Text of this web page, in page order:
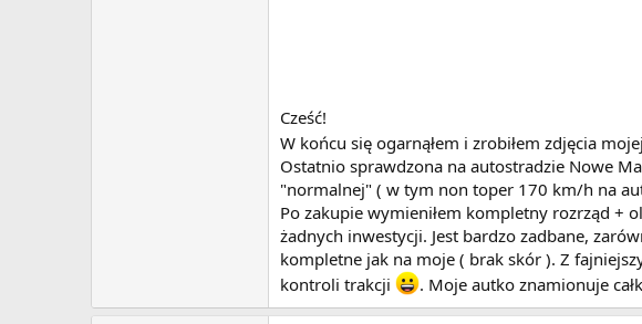
Cześć!
W końcu się ogarnąłem i zrobiłem zdjęcia
Ostatnio sprawdzona na autostradzie Nowe
"normalnej" ( w tym non toper 170 km/h na
Po zakupie wymieniłem kompletny rozrząd +
żadnych inwestycji. Jest bardzo zadbane,
kompletne jak na moje ( brak skór ). Z
kontroli trakcji
. Moje autko znamionuje